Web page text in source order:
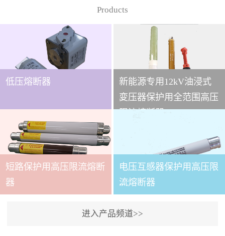
Products
低压熔断器
新能源专用12kV油浸式
变压器保护用全范围高压
...
XRNT3A-12变压器保护用
全范围高压限流熔断器(以
下简称熔断器)。本产品适
用于交流50～60Hz,额定电
压12kV的电力系统中，作
短路保护用高压限流熔断
器
电压互感器保护用高压限
流熔断器
...
进入产品频道>>